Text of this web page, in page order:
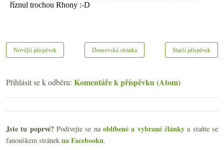
Novější příspěvek Starší příspěvek
Domovská stránka
Přihlásit se k odběru: Komentáře k příspěvku (Atom)
Jste tu poprvé?Podívejte se naoblíbené a vybrané články a staňte se
fanouškem stránek na Facebooku.